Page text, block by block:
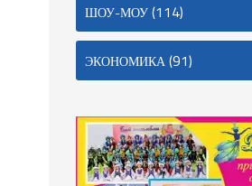
ШОУ-МОУ(114)
ЭКОНОМИКА(91)